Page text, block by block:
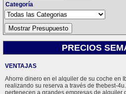
Categoría
PRECIOS
VENTAJAS
Ahorre dinero en el alquiler de su coche en
realizando su reserva a través de thebest-
pertenecen a grandes empresas de alquiler